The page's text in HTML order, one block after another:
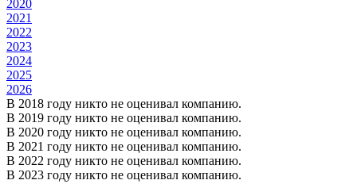
2020
2021
2022
2023
2024
2025
2026
В 2018 году никто не оценивал компанию.
В 2019 году никто не оценивал компанию.
В 2020 году никто не оценивал компанию.
В 2021 году никто не оценивал компанию.
В 2022 году никто не оценивал компанию.
В 2023 году никто не оценивал компанию.